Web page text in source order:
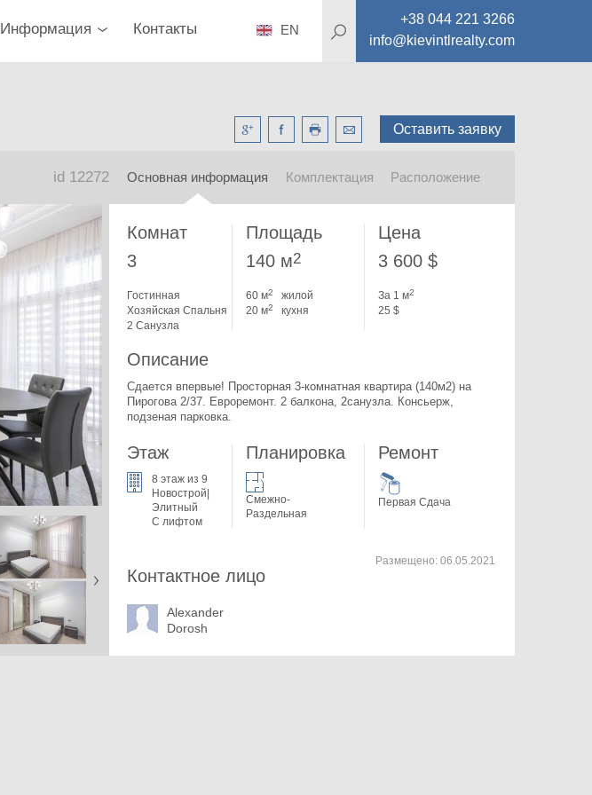
Информация Контакты
+38 044 221 3266
info@kievintlrealty.com
EN
Оставить заявку
id 12272 Основная информация Комплектация Расположение
Комнат
3
Гостинная
Хозяйская Спальня
2 Санузла
Площадь
140 м2
60 м2
жилой
20 м2 кухня
Цена
3 600 $
За 1 м2
25 $
Описание
Сдается впервые! Просторная 3-комнатная квартира (140м2) на
Пирогова 2/37. Евроремонт. 2 балкона, 2санузла. Консьерж,
подзеная парковка.
Этаж
8 этаж из 9
Новострой|
Элитный
С лифтом
Планировка
Смежно-
Раздельная
Ремонт
Первая Сдача
Контактное лицо
Alexander
Dorosh
Размещено:06.05.2021